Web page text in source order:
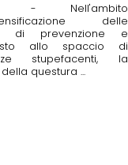
- Nell'ambito
delle
di prevenzione e
allo spaccio di
stupefacenti, la
questura ...